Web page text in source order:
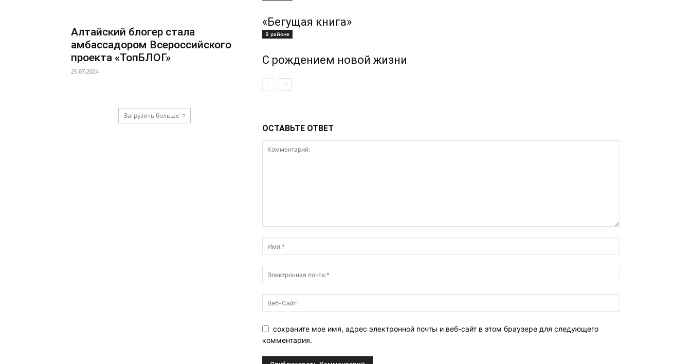
«Бегущая книга»
В районе
С рождением новой жизни
ОСТАВЬТЕ ОТВЕТ
сохраните мое имя, адрес электронной почты и веб-сайт в этом браузере для следующего
комментария.
Алтайский блогер стала
амбассадором Всероссийского
проекта «ТопБЛОГ»
25.07.2024
Загрузить больше